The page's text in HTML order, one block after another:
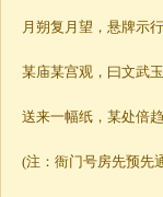
月朔复月望，悬牌示行
某庙某宫观，曰文武玉
送来一幅纸，某处倍趋
(注：衙门号房先预先